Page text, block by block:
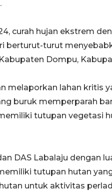
curah hujan ekstrem
berturut-turut
Dompu,
melaporkan lahan kritis
buruk memperparah
tutupan vegetasi
DAS Labalaju dengan
tutupan hutan
untuk aktivitas